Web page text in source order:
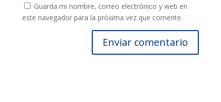
Guarda mi nombre, correo electrónico y web en
este navegador para la próxima vez que comente.